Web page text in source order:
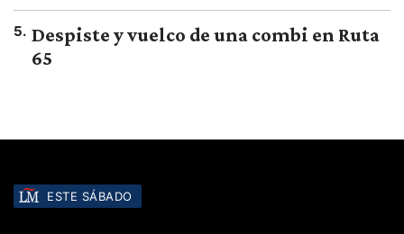
5. Despiste y vuelco de una combi en Ruta
65
ESTE SÁBADO